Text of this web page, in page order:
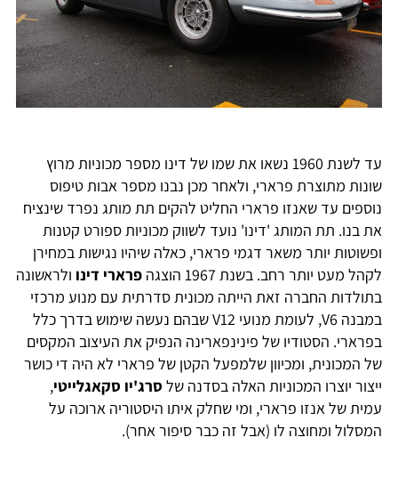
עד לשנת 1960 נשאו את שמו של דינו מספר מכוניות מרוץ
שונות מתוצרת פרארי, ולאחר מכן נבנו מספר אבות טיפוס
נוספים עד שאנזו פרארי החליט להקים תת מותג נפרד שינציח
את בנו. תת המותג 'דינו' נועד לשווק מכוניות ספורט קטנות
ופשוטות יותר משאר דגמי פרארי, כאלה שיהיו נגישות במחירן
לקהל מעט יותר רחב. בשנת 1967 הוצגה
פרארי דינו ולראשונה
בתולדות החברה זאת הייתה מכונית סדרתית עם מנוע מרכזי
במבנה V6, לעומת מנועי V12 שבהם נעשה שימוש בדרך כלל
בפרארי. הסטודיו של פינינפארינה הנפיק את העיצוב המקסים
של המכונית, ומכיוון שלמפעל הקטן של פרארי לא היה די כושר
ייצור יוצרו המכוניות האלה בסדנה של סרג'יו סקאגלייטי,
עמית של אנזו פרארי, ומי שחלק איתו היסטוריה ארוכה על
המסלול ומחוצה לו (אבל זה כבר סיפור אחר).